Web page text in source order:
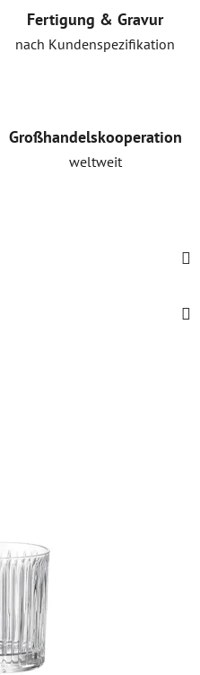
Fertigung & Gravur
nach Kundenspezifikation
Großhandelskooperation
weltweit